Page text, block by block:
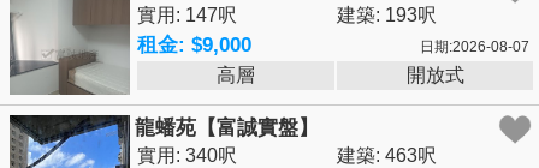
實用: 147呎 建築: 193呎
租金: $9,000 日期:2026-08-07
高層 開放式
龍蟠苑【富誠實盤】
實用: 340呎 建築: 463呎